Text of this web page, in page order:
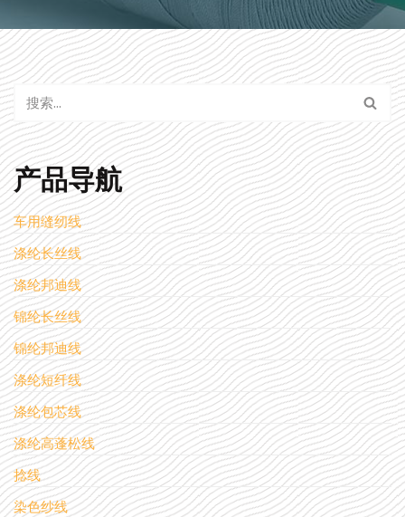
产品导航
车用缝纫线
涤纶长丝线
涤纶邦迪线
锦纶长丝线
锦纶邦迪线
涤纶短纤线
涤纶包芯线
涤纶高蓬松线
捻线
染色纱线